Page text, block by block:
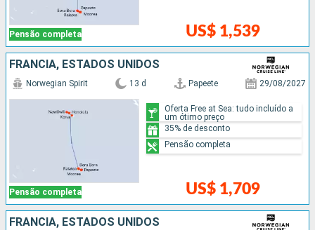
Pensão completa US$ 1,539
FRANCIA, ESTADOS UNIDOS
Pensão completa
Norwegian Spirit 13 d Papeete 29/08/2027
US$ 1,709
Oferta Free at Sea: tudo incluído a
um ótimo preço
35% de desconto
Pensão completa
FRANCIA, ESTADOS UNIDOS